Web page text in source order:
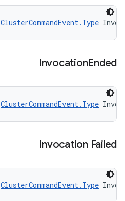
ClusterCommandEvent.Type
InvocationEnded
ClusterCommandEvent.Type
Invocation Failed
ClusterCommandEvent.Type